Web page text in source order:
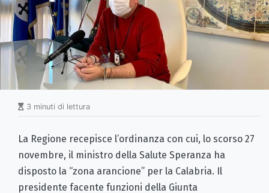
3 minuti di lettura
La Regione recepisce l’ordinanza con cui, lo scorso 27
novembre, il ministro della Salute Speranza ha
disposto la “zona arancione” per la Calabria. Il
presidente facente funzioni della Giunta